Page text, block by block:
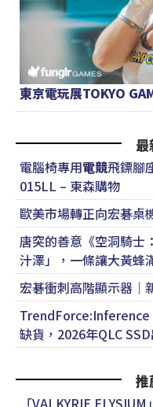
東京電玩展TOKYO
電腦椅專用電競飛鏢腳
015LL – 東森購物
歐美市場轉正向宏碁桌
唐突的善意《空洞騎士
汁澤」，一條讓大黃蜂
宏碁衝刺高階顯示器｜
TrendForce:Inference
缺貨，2026年QLC
推